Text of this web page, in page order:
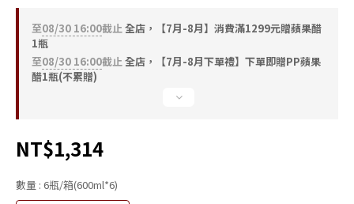
至08/30 16:00截止全店，【7月-8月】消費滿1299元贈蘋果醋
1瓶
至08/30 16:00截止全店，【7月-8月下單禮】下單即贈PP蘋果
醋1瓶(不累贈)
NT$1,314
數量 : 6瓶/箱(600ml*6)